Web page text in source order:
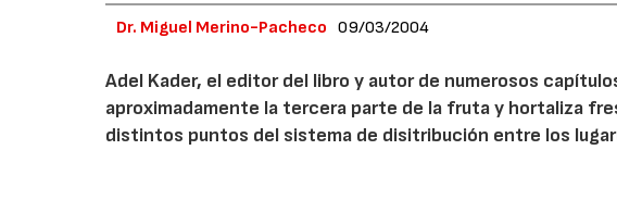
Dr. Miguel Merino-Pacheco 09/03/2004
Adel Kader, el editor del libro y autor de numerosos
aproximadamente la tercera parte de la fruta y hortaliza
distintos puntos del sistema de disitribución entre los